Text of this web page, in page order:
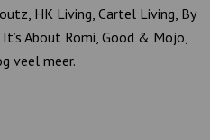
HK Living, Cartel Living, By
About Romi, Good & Mojo,
veel meer.